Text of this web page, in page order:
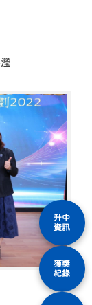
升中
資訊
獲獎
紀錄